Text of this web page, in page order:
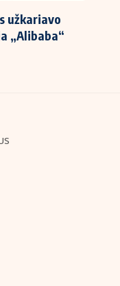
užkariavo
„Alibaba“